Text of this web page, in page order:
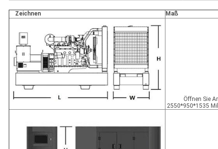
Zeichnen Maß
Öffnen Sie
2550*950*1535